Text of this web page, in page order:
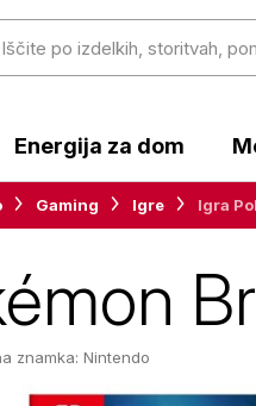
Energija za dom
Gaming Igre Igra
znamka: Nintendo